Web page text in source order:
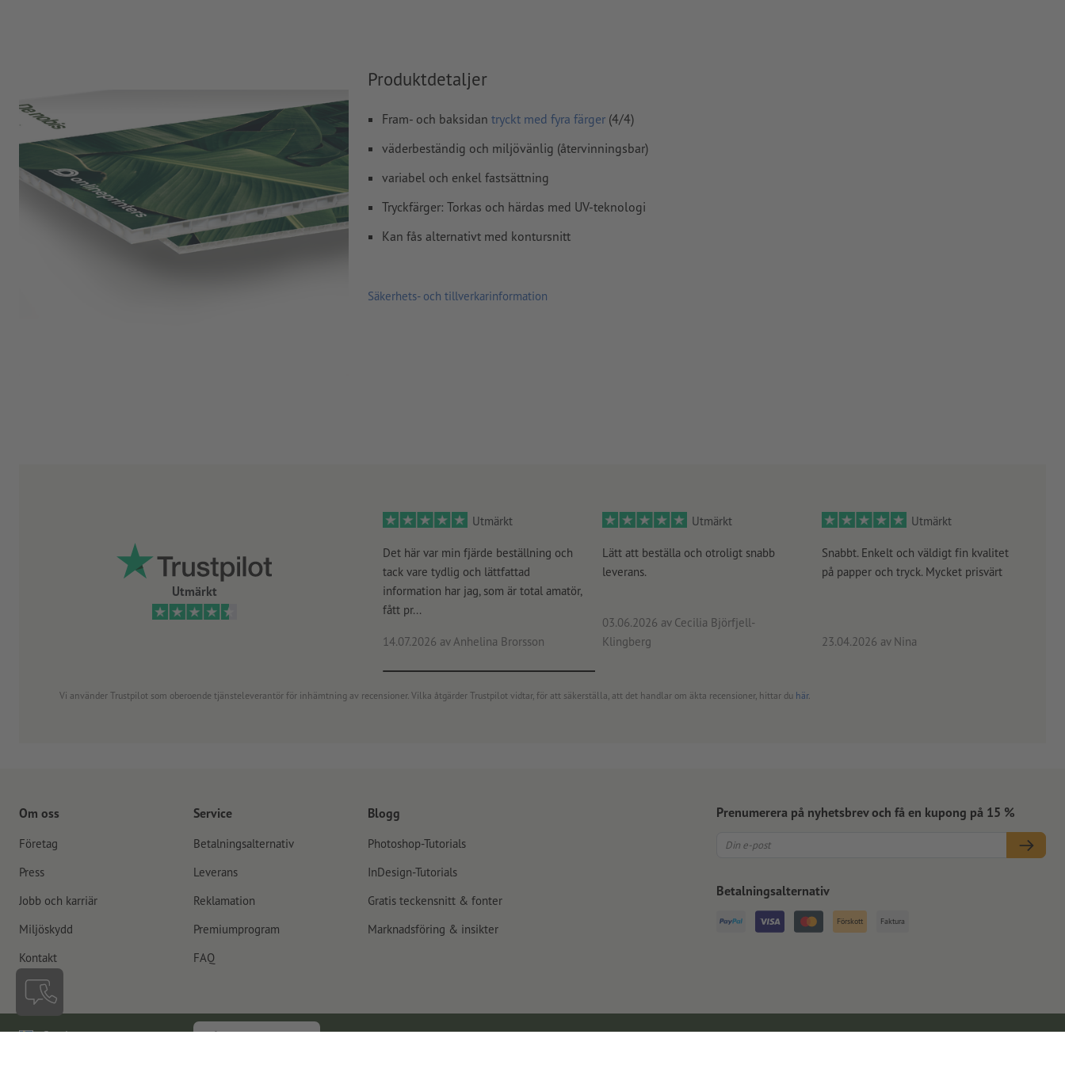
övertrycksinställningar
Hur skapar jag utskriftsdata korrekt?
Produktdetaljer
Fram- och baksidan tryckt med fyra färger (4/4)
väderbeständig och miljövänlig (återvinningsbar)
variabel och enkel fastsättning
Tryckfärger: Torkas och härdas med UV-teknologi
Kan fås alternativt med kontursnitt
Säkerhets- och tillverkarinformation
Utmärkt
Utmärkt
Det här var min fjärde beställning och
tack vare tydlig och lättfattad
information har jag, som är total amatör,
fått pr...
14.07.2026 av Anhelina Brorsson
Utmärkt
Lätt att beställa och otroligt snabb
leverans.
03.06.2026 av Cecilia Björfjell-
Klingberg
Utmärkt
Snabbt. Enkelt och väldigt fin kvalitet
på papper och tryck. Mycket prisvärt
23.04.2026 av Nina
Vi använder Trustpilot som oberoende tjänsteleverantör för inhämtning av recensioner. Vilka åtgärder Trustpilot vidtar, för att säkerställa, att det handlar om äkta recensioner, hittar du här.
Om oss
Företag
Press
Jobb och karriär
Miljöskydd
Kontakt
Service
Betalningsalternativ
Leverans
Reklamation
Premiumprogram
FAQ
Blogg
Photoshop-Tutorials
InDesign-Tutorials
Gratis teckensnitt & fonter
Marknadsföring & insikter
Prenumerera på nyhetsbrev och få en kupong på 15 %
Betalningsalternativ
Förskott Faktura
Sverige